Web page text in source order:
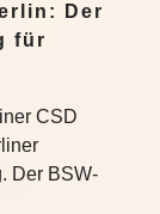
Der
für
CSD
Der BSW-